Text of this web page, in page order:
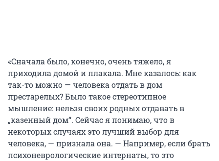
«Сначала было, конечно, очень тяжело, я
приходила домой и плакала. Мне казалось: как
так-то можно — человека отдать в дом
престарелых? Было такое стереотипное
мышление: нельзя своих родных отдавать в
„казенный дом“. Сейчас я понимаю, что в
некоторых случаях это лучший выбор для
человека, — признала она. — Например, если брать
психоневрологические интернаты, то это